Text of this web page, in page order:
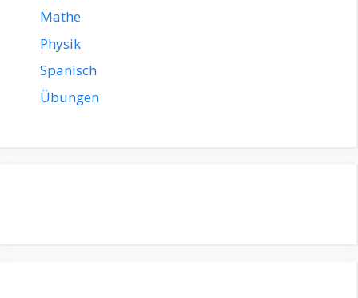
Mathe
Physik
Spanisch
Übungen